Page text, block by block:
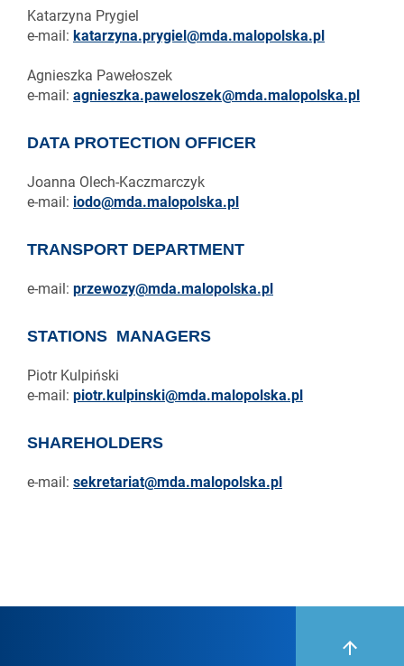
Katarzyna Prygiel
e-mail: katarzyna.prygiel@mda.malopolska.pl
Agnieszka Pawełoszek
e-mail: agnieszka.paweloszek@mda.malopolska.pl
DATA PROTECTION OFFICER
Joanna Olech-Kaczmarczyk
e-mail: iodo@mda.malopolska.pl
TRANSPORT DEPARTMENT
e-mail: przewozy@mda.malopolska.pl
STATIONS MANAGERS
Piotr Kulpiński
e-mail: piotr.kulpinski@mda.malopolska.pl
SHAREHOLDERS
e-mail: sekretariat@mda.malopolska.pl